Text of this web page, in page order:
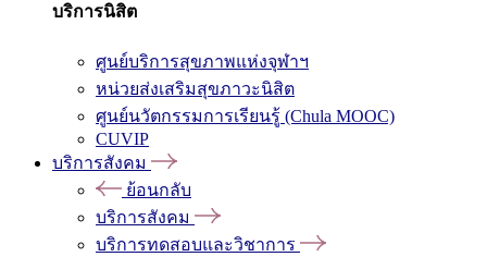
บริการนิสิต
ศูนย์บริการสุขภาพแห่งจุฬาฯ
หน่วยส่งเสริมสุขภาวะนิสิต
ศูนย์นวัตกรรมการเรียนรู้ (Chula MOOC)
CUVIP
บริการสังคม
ย้อนกลับ
บริการสังคม
บริการทดสอบและวิชาการ